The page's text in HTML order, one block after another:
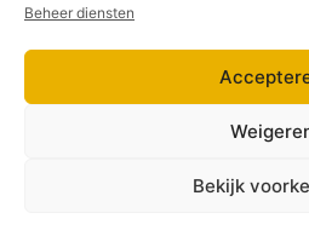
Beheer diensten
Bekijk
Heeft u een vraag?
Bezorging & betaling